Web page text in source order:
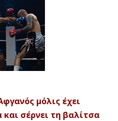
μόλις έχει
σέρνει τη βαλίτσα